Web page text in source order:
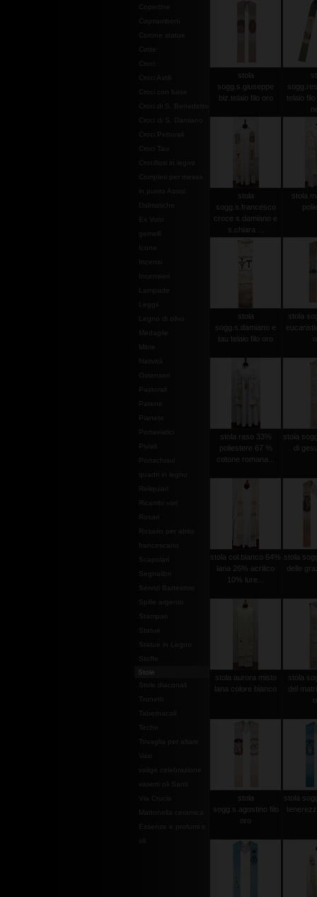
Copertine
Copriamboni
Corone statue
Cotte
Croci
Croci Astili
Croci con base
Croci di S. Benedetto
Croci di S. Damiano
Croci Pettorali
Croci Tau
Crocifissi in legno
Completi per messa
in punto Assisi
Dalmatiche
Ex Voto
gemelli
Leggii
Legno di olivo
Medaglie
Mitrie
Natività
Ostensori
Pastorali
Patene
Pianete
Portaviatici
Piviali
Portachiavi
quadri in legno
Reliquiari
Ricambi vari
Rosari
Rosario per abito
francescano
Scapolari
Segnalibri
Servizi Battesimo
Spille argento
Stampati
Statue
Statue in Legno
Stoffe
Stole
Stole diaconali
Tabernacoli
valige celebrazione
Mattonella ceramica
Essenze e profumi e
stola
sogg.s.giuseppe
biz.telaio filo oro
telaio
stola
sogg.s.francesco
croce s.damiano e
s.chiara ...
stola
stola
sogg.s.damiano e
tau telaio filo oro
stola
stola raso 33%
poliestere 67 %
cotone romana...
stola
di
stola col.bianco 64%
lana 26% acrilico
10% lure...
stola
delle
stola aurora misto
lana colore bianco
stola
del
stola
sogg.s.agostino filo
oro
stola